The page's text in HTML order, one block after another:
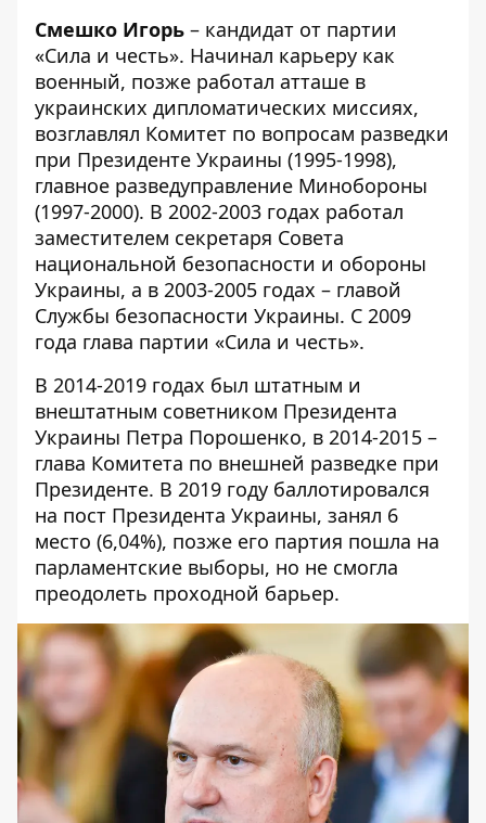
Смешко Игорь – кандидат от партии
«Сила и честь». Начинал карьеру как
военный, позже работал атташе в
украинских дипломатических миссиях,
возглавлял Комитет по вопросам разведки
при Президенте Украины (1995-1998),
главное разведуправление Минобороны
(1997-2000). В 2002-2003 годах работал
заместителем секретаря Совета
национальной безопасности и обороны
Украины, а в 2003-2005 годах – главой
Службы безопасности Украины. C 2009
года глава партии «Сила и честь».
В 2014-2019 годах был штатным и
внештатным советником Президента
Украины Петра Порошенко, в 2014-2015 –
глава Комитета по внешней разведке при
Президенте. В 2019 году баллотировался
на пост Президента Украины, занял 6
место (6,04%), позже его партия пошла на
парламентские выборы, но не смогла
преодолеть проходной барьер.